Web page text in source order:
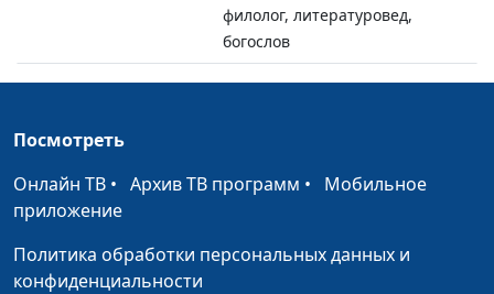
филолог, литературовед,
богослов
Как стать
жизни?
Олег Габрусевич,
богослов
#92
Вавилонской башни
историк, богослов,
Посмотреть
Онлайн ТВ • Архив ТВ программ • Мобильное
приложение
Политика обработки персональных данных и
конфиденциальности